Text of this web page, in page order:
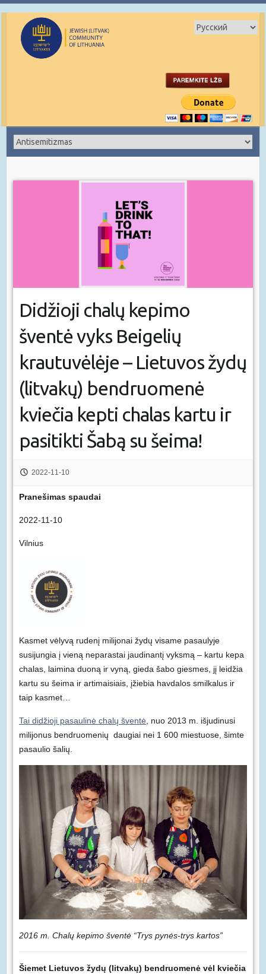
Didžioji chalų kepimo
šventė vyks Beigelių
krautuvėlėje – Lietuvos žydų
(litvakų) bendruomenė
kviečia kepti chalas kartu ir
pasitikti Šabą su šeima!
2022-11-10
Pranešimas spaudai
2022-11-10
Vilnius
Kasmet vėlyvą rudenį milijonai žydų visame pasaulyje
susijungia į vieną neparastai jaudinantį vyksmą – kartu kepa
chalas, laimina duoną ir vyną, gieda šabo giesmes, jį leidžia
kartu su šeima ir artimaisiais, įžiebia havdalos smilkalus ir
taip kasmet…
Tai didžioji pasaulinė chalų šventė, nuo 2013 m. išjudinusi
milijonus bendruomenių daugiai nei 1 600 miestuose, šimte
pasaulio šalių.
2016 m. Chalų kepimo šventė “Trys pynės-trys kartos”
Šiemet Lietuvos žydų (litvakų) bendruomenė vėl kviečia